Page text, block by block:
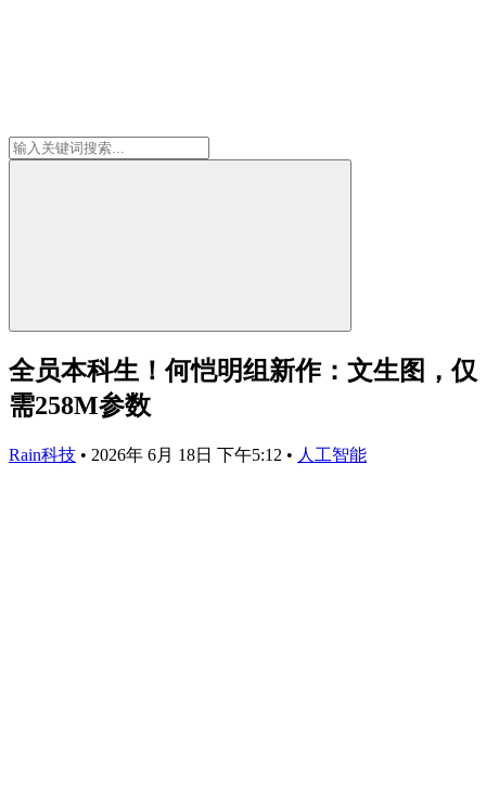
全员本科生！何恺明组新作：文生图，仅
需258M参数
Rain科技 • 2026年 6月 18日 下午5:12 • 人工智能